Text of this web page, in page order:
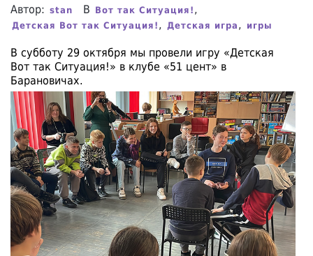
Автор: stan В Вот так Ситуация! ,
Детская Вот так Ситуация! , Детская игра , игры
В субботу 29 октября мы провели игру «Детская
Вот так Ситуация!» в клубе «51 цент» в
Барановичах.